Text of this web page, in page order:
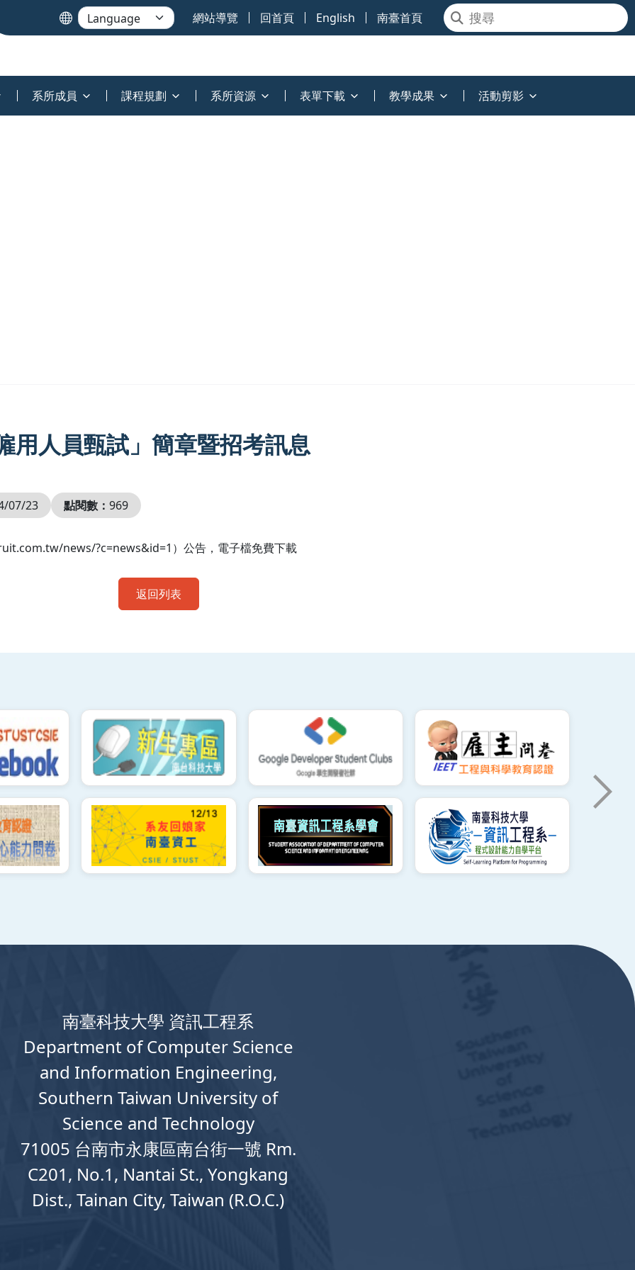
網站導覽 回首頁 English 南臺首頁
系所成員 課程規劃 系所資源 表單下載 教學成果 活動剪影
用人員甄試」簡章暨招考訊息
07/23 點閱數： 969
news/?c=news&id=1）公告，電子檔免費下載
返回列表
南臺科技大學 資訊工程系
Department of Computer Science
and Information Engineering,
Southern Taiwan University of
Science and Technology
71005 台南市永康區南台街一號 Rm.
C201, No.1, Nantai St., Yongkang
Dist., Tainan City, Taiwan (R.O.C.)